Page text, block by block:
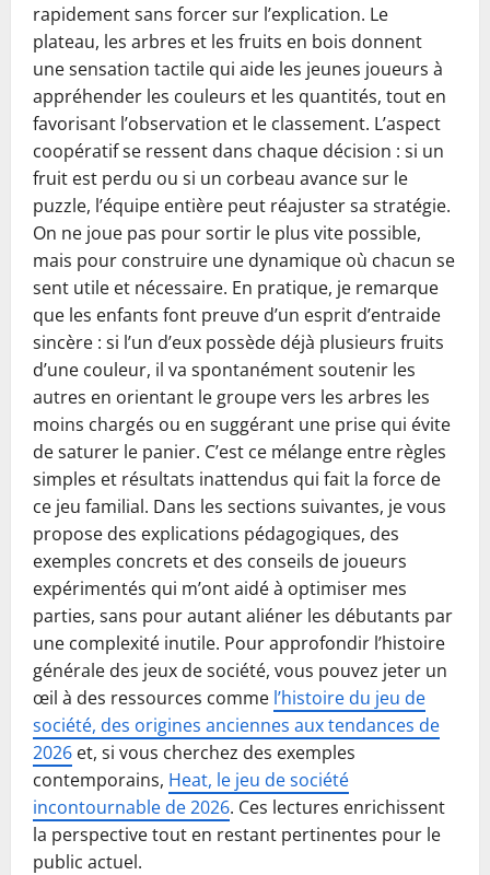
rapidement sans forcer sur l’explication. Le
plateau, les arbres et les fruits en bois donnent
une sensation tactile qui aide les jeunes joueurs à
appréhender les couleurs et les quantités, tout en
favorisant l’observation et le classement. L’aspect
coopératif se ressent dans chaque décision : si un
fruit est perdu ou si un corbeau avance sur le
puzzle, l’équipe entière peut réajuster sa stratégie.
On ne joue pas pour sortir le plus vite possible,
mais pour construire une dynamique où chacun se
sent utile et nécessaire. En pratique, je remarque
que les enfants font preuve d’un esprit d’entraide
sincère : si l’un d’eux possède déjà plusieurs fruits
d’une couleur, il va spontanément soutenir les
autres en orientant le groupe vers les arbres les
moins chargés ou en suggérant une prise qui évite
de saturer le panier. C’est ce mélange entre règles
simples et résultats inattendus qui fait la force de
ce jeu familial. Dans les sections suivantes, je vous
propose des explications pédagogiques, des
exemples concrets et des conseils de joueurs
expérimentés qui m’ont aidé à optimiser mes
parties, sans pour autant aliéner les débutants par
une complexité inutile. Pour approfondir l’histoire
générale des jeux de société, vous pouvez jeter un
œil à des ressources comme l’histoire du jeu de
société, des origines anciennes aux tendances de
2026 et, si vous cherchez des exemples
contemporains, Heat, le jeu de société
incontournable de 2026. Ces lectures enrichissent
la perspective tout en restant pertinentes pour le
public actuel.